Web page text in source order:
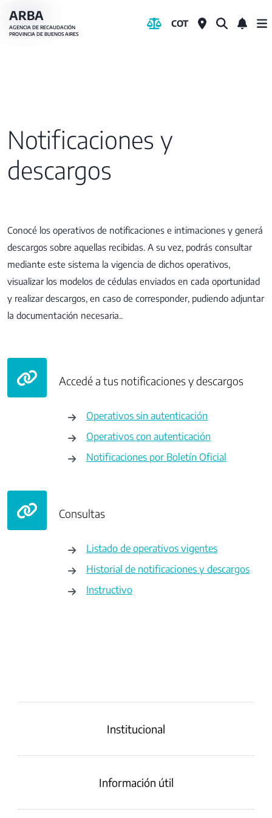
Pasar
al
ARBA
AGENCIA DE RECAUDACIÓN
PROVINCIA DE BUENOS AIRES
COT
Notificaciones y
descargos
Conocé los operativos de notificaciones e intimaciones y generá
descargos sobre aquellas recibidas. A su vez, podrás consultar
mediante este sistema la vigencia de dichos operativos,
visualizar los modelos de cédulas enviados en cada oportunidad
y realizar descargos, en caso de corresponder, pudiendo adjuntar
la documentación necesaria..
Accedé a tus notificaciones y descargos
Operativos sin autenticación
Operativos con autenticación
Notificaciones por Boletín Oficial
Consultas
Listado de operativos vigentes
Historial de notificaciones y descargos
Instructivo
Institucional
Información útil